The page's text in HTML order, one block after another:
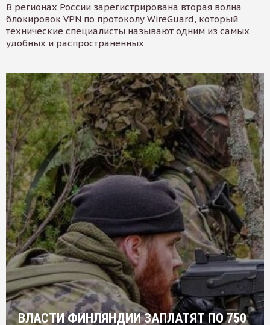
В регионах России зарегистрирована вторая волна
блокировок VPN по протоколу WireGuard, который
технические специалисты называют одним из самых
удобных и распространенных
ВЛАСТИ ФИНЛЯНДИИ ЗАПЛАТЯТ ПО 750